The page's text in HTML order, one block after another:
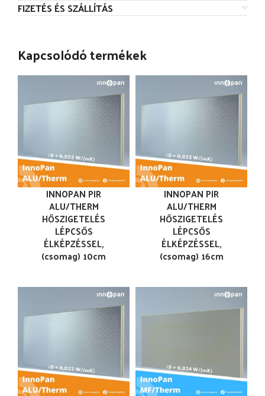
FIZETÉS ÉS SZÁLLÍTÁS
Kapcsolódó termékek
INNOPAN PIR
ALU/THERM
HŐSZIGETELÉS
LÉPCSŐS
ÉLKÉPZÉSSEL,
(csomag) 10cm
INNOPAN PIR
ALU/THERM
HŐSZIGETELÉS
LÉPCSŐS
ÉLKÉPZÉSSEL,
(csomag) 16cm